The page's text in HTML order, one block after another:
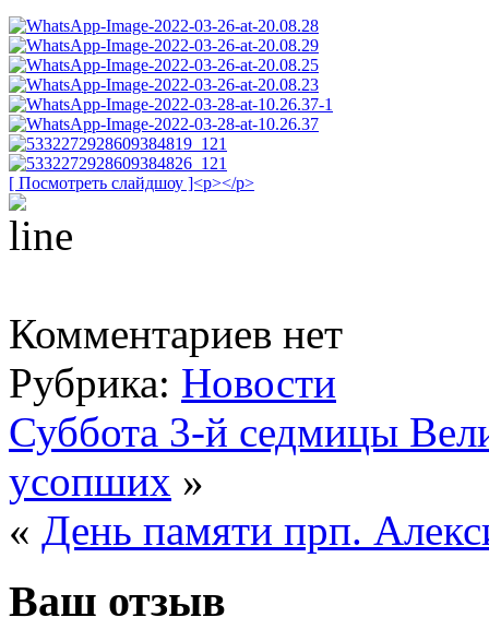
[ Посмотреть слайдшоу ]<p></p>
Комментариев нет
Рубрика: Новости
Суббота 3-й седмицы
усопших »
« День памяти прп.
Ваш отзыв